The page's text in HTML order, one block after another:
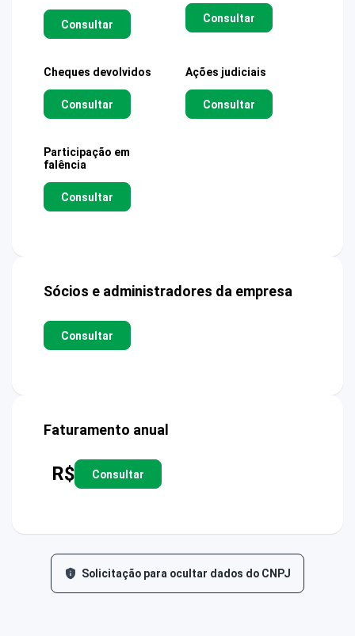
Consultar Consultar
Cheques devolvidos
Consultar
Ações judiciais
Consultar
Participação em
falência
Consultar
Sócios e administradores da empresa
Consultar
Faturamento anual
R$ Consultar
Solicitação para ocultar dados do CNPJ